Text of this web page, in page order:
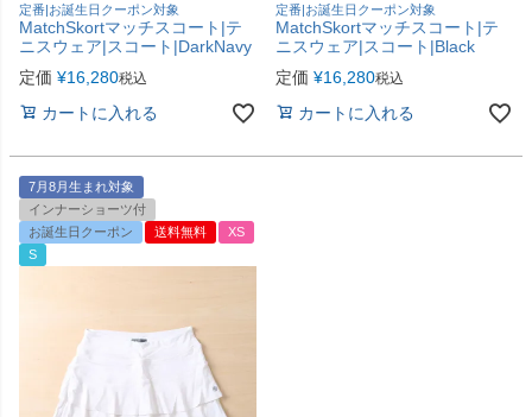
定番|お誕生日クーポン対象
MatchSkortマッチスコート|テ
ニスウェア|スコート|DarkNavy
定価 ¥16,280税込
カートに入れる
定番|お誕生日クーポン対象
MatchSkortマッチスコート|テ
ニスウェア|スコート|Black
定価 ¥16,280税込
カートに入れる
7月8月生まれ対象
インナーショーツ付
お誕生日クーポン
送料無料
XS
S